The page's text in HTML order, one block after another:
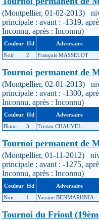
(Montpellier, 01-02-2013)
principale : avant : -1319,
Inconnu, après : Inconnu)
Couleur Hd Adversaire
Noir
2 François MASSELOT
Tournoi permanent de
(Montpellier, 02-01-2013)
principale : avant : -1300,
Inconnu, après : Inconnu)
Couleur Hd Adversaire
Blanc
3 Tristan CHAUVEL
Tournoi permanent de
(Montpellier, 01-11-2012)
principale : avant : -1275,
Inconnu, après : Inconnu)
Couleur Hd Adversaire
Noir
1 Yassine BENMARHNIA
Tournoi du Frioul